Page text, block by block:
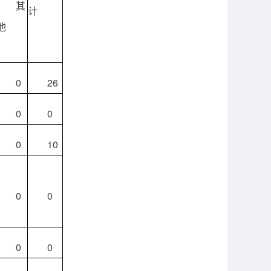
计
其
0 26
0 0
0 10
0 0
0 0